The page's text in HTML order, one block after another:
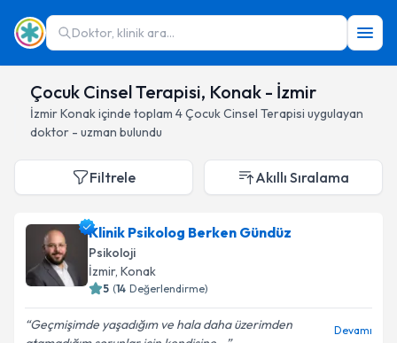
Doktor, klinik ara...
Çocuk Cinsel Terapisi, Konak - İzmir
İzmirKonakiçinde toplam 4Çocuk Cinsel Terapisi uygulayan
doktor - uzman bulundu
Filtrele Akıllı Sıralama
Klinik Psikolog Berken Gündüz
Psikoloji
İzmir, Konak
5 (14 Değerlendirme)
Geçmişimde yaşadığım ve hala daha üzerimden
Devamı